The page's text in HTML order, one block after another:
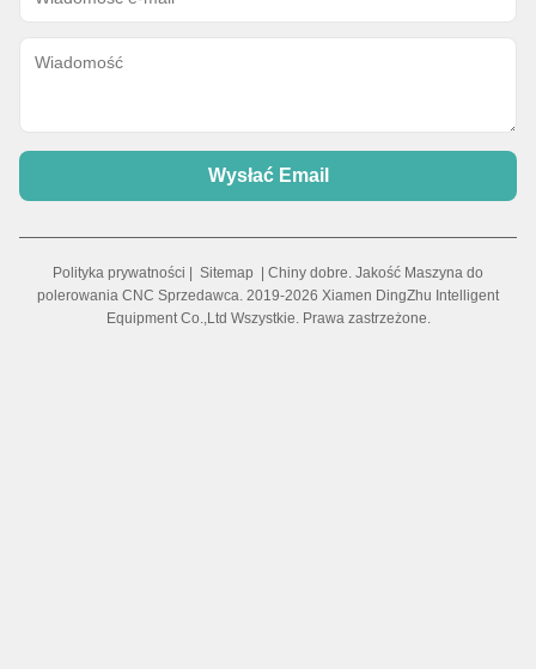
Wysłać Email
Polityka prywatności | Sitemap
polerowania CNC Sprzedawca. 2019-2026 Xiamen DingZhu Intelligent
Equipment Co.,Ltd Wszystkie. Prawa zastrzeżone.